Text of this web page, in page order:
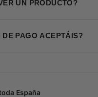
UN PRODUCTO?
DE PAGO ACEPTÁIS?
España